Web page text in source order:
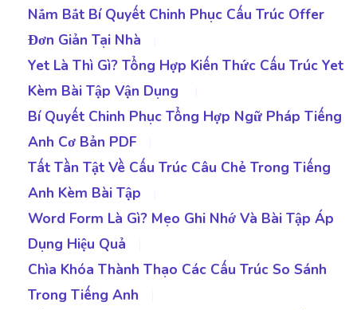
Nắm Bắt Bí Quyết Chinh Phục Cấu Trúc Offer
Đơn Giản Tại Nhà
Yet Là Thì Gì? Tổng Hợp Kiến Thức Cấu Trúc Yet
Kèm Bài Tập Vận Dụng
Bí Quyết Chinh Phục Tổng Hợp Ngữ Pháp Tiếng
Anh Cơ Bản PDF
Tất Tần Tật Về Cấu Trúc Câu Chẻ Trong Tiếng
Anh Kèm Bài Tập
Word Form Là Gì? Mẹo Ghi Nhớ Và Bài Tập Áp
Dụng Hiệu Quả
Chìa Khóa Thành Thạo Các Cấu Trúc So Sánh
Trong Tiếng Anh